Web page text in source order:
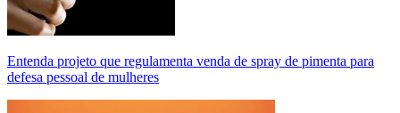
Entenda projeto que regulamenta venda de spray de pimenta para
defesa pessoal de mulheres